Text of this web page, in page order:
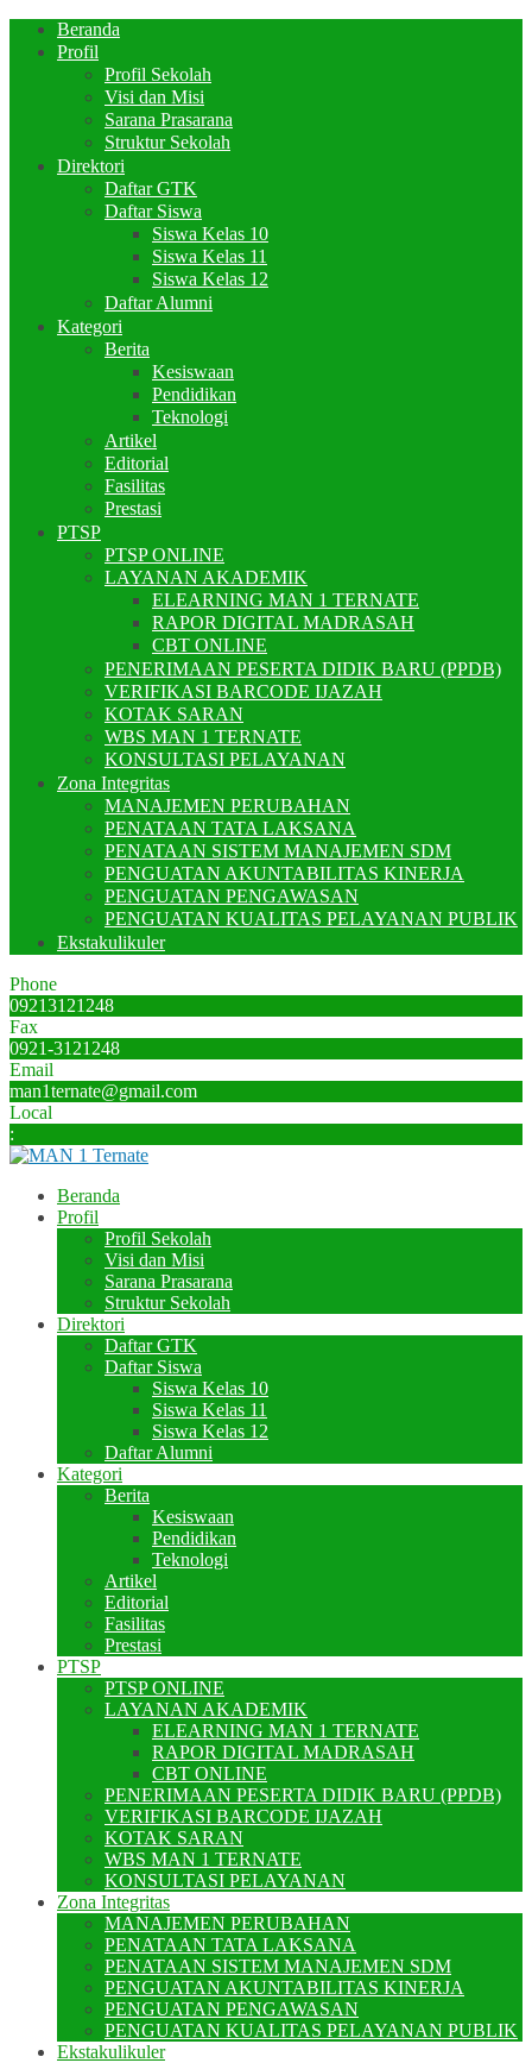
Beranda
Profil
Profil Sekolah
Visi dan Misi
Sarana Prasarana
Struktur Sekolah
Direktori
Daftar GTK
Daftar Siswa
Siswa Kelas 10
Siswa Kelas 11
Siswa Kelas 12
Daftar Alumni
Kategori
Berita
Kesiswaan
Pendidikan
Teknologi
Artikel
Editorial
Fasilitas
Prestasi
PTSP
PTSP ONLINE
LAYANAN AKADEMIK
ELEARNING MAN 1 TERNATE
RAPOR DIGITAL MADRASAH
CBT ONLINE
PENERIMAAN PESERTA DIDIK BARU (PPDB)
VERIFIKASI BARCODE IJAZAH
KOTAK SARAN
WBS MAN 1 TERNATE
KONSULTASI PELAYANAN
Zona Integritas
MANAJEMEN PERUBAHAN
PENATAAN TATA LAKSANA
PENATAAN SISTEM MANAJEMEN SDM
PENGUATAN AKUNTABILITAS KINERJA
PENGUATAN PENGAWASAN
PENGUATAN KUALITAS PELAYANAN PUBLIK
Ekstakulikuler
Phone
09213121248
Fax
0921-3121248
Email
man1ternate@gmail.com
Local
:
Beranda
Profil
Profil Sekolah
Visi dan Misi
Sarana Prasarana
Struktur Sekolah
Direktori
Daftar GTK
Daftar Siswa
Siswa Kelas 10
Siswa Kelas 11
Siswa Kelas 12
Daftar Alumni
Kategori
Berita
Kesiswaan
Pendidikan
Teknologi
Artikel
Editorial
Fasilitas
Prestasi
PTSP
PTSP ONLINE
LAYANAN AKADEMIK
ELEARNING MAN 1 TERNATE
RAPOR DIGITAL MADRASAH
CBT ONLINE
PENERIMAAN PESERTA DIDIK BARU (PPDB)
VERIFIKASI BARCODE IJAZAH
KOTAK SARAN
WBS MAN 1 TERNATE
KONSULTASI PELAYANAN
Zona Integritas
MANAJEMEN PERUBAHAN
PENATAAN TATA LAKSANA
PENATAAN SISTEM MANAJEMEN SDM
PENGUATAN AKUNTABILITAS KINERJA
PENGUATAN PENGAWASAN
PENGUATAN KUALITAS PELAYANAN PUBLIK
Ekstakulikuler